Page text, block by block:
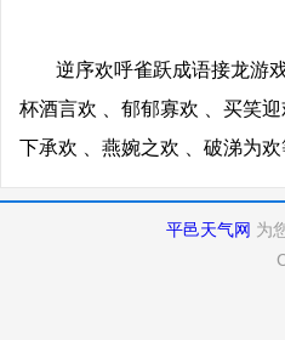
逆序欢呼雀跃成语接龙游
杯酒言欢 、郁郁寡欢 、买笑
下承欢 、燕婉之欢 、破涕为
平邑天气网 为